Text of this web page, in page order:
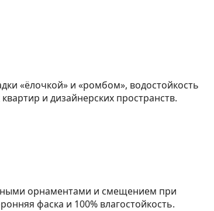
«ёлочкой» и «ромбом», водостойкость
и дизайнерских пространств.
орнаментами и смещением при
фаска и 100% влагостойкость.